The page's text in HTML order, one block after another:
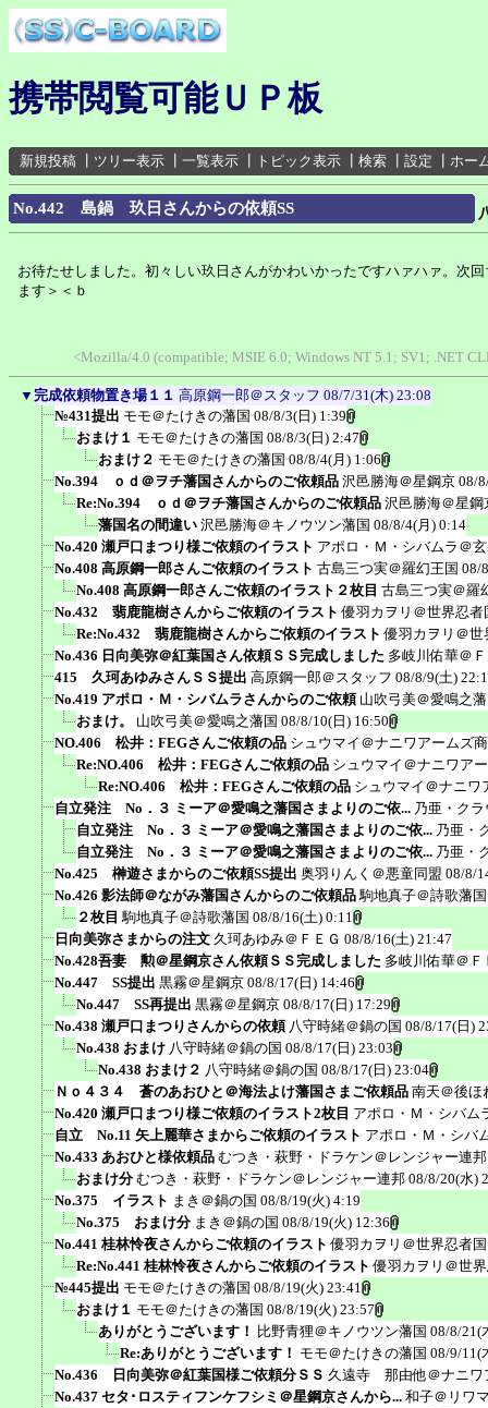
携帯閲覧可能ＵＰ板
新規投稿 ツリー表示 一覧表示 トピック表示 検索 設定 ホー
No.442 島鍋 玖日さんからの依頼SS
お待たせしました。初々しい玖日さんがかわいかったですハァハァ。次
ます＞＜ｂ
<Mozilla/4.0 (compatible; MSIE 6.0; Windows NT 5.1; SV1; .NET
▼ 完成依頼物置き場１１ 高原鋼一郎＠スタッフ 08/7/31(木) 23:08
№431提出 モモ＠たけきの藩国 08/8/3(日) 1:39
おまけ１ モモ＠たけきの藩国 08/8/3(日) 2:47
おまけ２ モモ＠たけきの藩国 08/8/4(月) 1:06
No.394 ｏｄ＠ヲチ藩国さんからのご依頼品 沢邑勝海＠星鋼京 08/
Re:No.394 ｏｄ＠ヲチ藩国さんからのご依頼品 沢邑勝海＠星鋼
藩国名の間違い 沢邑勝海＠キノウツン藩国 08/8/4(月) 0:14
No.420 瀬戸口まつり様ご依頼のイラスト アポロ・Ｍ・シバムラ＠
No.408 高原鋼一郎さんご依頼のイラスト 古島三つ実＠羅幻王国 08/
No.408 高原鋼一郎さんご依頼のイラスト２枚目 古島三つ実＠羅
No.432 翡鹿龍樹さんからご依頼のイラスト 優羽カヲリ＠世界忍者
Re:No.432 翡鹿龍樹さんからご依頼のイラスト 優羽カヲリ＠世
No.436 日向美弥＠紅葉国さん依頼ＳＳ完成しました 多岐川佑華＠
415 久珂あゆみさんＳＳ提出 高原鋼一郎＠スタッフ 08/8/9(土)
No.419 アポロ・Ｍ・シバムラさんからのご依頼 山吹弓美＠愛鳴之
おまけ。
山吹弓美＠愛鳴之藩国 08/8/10(日) 16:50
NO.406 松井：FEGさんご依頼の品 シュウマイ＠ナニワアームズ
Re:NO.406 松井：FEGさんご依頼の品 シュウマイ＠ナニワア
Re:NO.406 松井：FEGさんご依頼の品 シュウマイ＠ナニワ
自立発注 No．３ ミーア＠愛鳴之藩国さまよりのご依... 乃亜・ク
自立発注 No．３ ミーア＠愛鳴之藩国さまよりのご依... 乃亜・
自立発注 No．３ ミーア＠愛鳴之藩国さまよりのご依... 乃亜・
No.425 榊遊さまからのご依頼SS提出 奥羽りんく＠悪童同盟 08/8/
No.426 影法師＠ながみ藩国さんからのご依頼品 駒地真子＠詩歌藩国
２枚目 駒地真子＠詩歌藩国 08/8/16(土) 0:11
日向美弥さまからの注文 久珂あゆみ＠ＦＥＧ 08/8/16(土) 21:47
No.428吾妻 勲＠星鋼京さん依頼ＳＳ完成しました 多岐川佑華＠Ｆ
No.447 SS提出 黒霧＠星鋼京 08/8/17(日) 14:46
No.447 SS再提出 黒霧＠星鋼京 08/8/17(日) 17:29
No.438 瀬戸口まつりさんからの依頼 八守時緒＠鍋の国 08/8/17(日)
No.438 おまけ 八守時緒＠鍋の国 08/8/17(日) 23:03
No.438 おまけ２ 八守時緒＠鍋の国 08/8/17(日) 23:04
Ｎｏ４３４ 蒼のあおひと＠海法よけ藩国さまご依頼品 南天＠後ほ
No.420 瀬戸口まつり様ご依頼のイラスト2枚目 アポロ・Ｍ・シバム
自立 No.11 矢上麗華さまからご依頼のイラスト アポロ・Ｍ・シバ
No.433 あおひと様依頼品 むつき・萩野・ドラケン＠レンジャー連邦
おまけ分 むつき・萩野・ドラケン＠レンジャー連邦 08/8/20(水)
No.375 イラスト まき＠鍋の国 08/8/19(火) 4:19
No.375 おまけ分 まき＠鍋の国 08/8/19(火) 12:36
No.441 桂林怜夜さんからご依頼のイラスト 優羽カヲリ＠世界忍者国
Re:No.441 桂林怜夜さんからご依頼のイラスト 優羽カヲリ＠世
№445提出 モモ＠たけきの藩国 08/8/19(火) 23:41
おまけ１ モモ＠たけきの藩国 08/8/19(火) 23:57
ありがとうございます！
比野青狸＠キノウツン藩国 08/8/21(
Re:ありがとうございます！ モモ＠たけきの藩国 08/9/11(
No.436 日向美弥＠紅葉国様ご依頼分ＳＳ 久遠寺 那由他＠ナニワ
No.437 セタ･ロスティフンケフシミ＠星鋼京さんから... 和子＠リワ